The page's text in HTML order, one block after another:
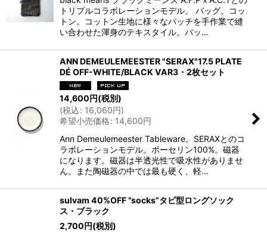
トリプルコラボレーションモデル。 バッグ。コッ
トン。コットン生地に様々なパッチを手作業で縫
い合わせた渾身のテキスタイル。パッ…
ANN DEMEULEMEESTER "SERAX"17.5 PLATE
DÉ OFF-WHITE/BLACK VAR3・2枚セット
14,600円(税別)
(税込: 16,060円)
希望小売価格: 14,600円
Ann Demeulemeester Tableware。SERAXとのコ
ラボレーションモデル。ポーセリン100%。磁器
になります。磁器は半透光性で吸水性がありませ
ん。また陶磁器の中では最も硬く、軽…
sulvam 40%OFF ”socks”タビ型ロングソック
ス・ブラック
2,700円(税別)